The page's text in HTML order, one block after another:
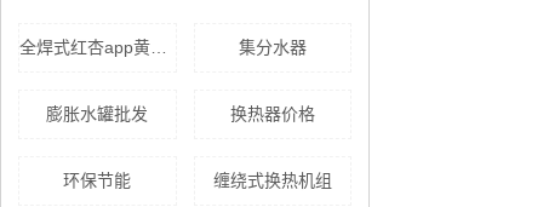
集分水器
膨胀水罐批发 换热器价格
环保节能 缠绕式换热机组